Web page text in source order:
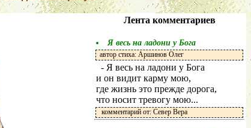
Лента комментариев
Я весь на ладони у Бога
автор стиха: Аршинов Олег
- Я весь на ладони у Бога
и он видит карму мою,
где жизнь это прежде дорога,
что носит тревогу мою...
комментарий от: Север Вера